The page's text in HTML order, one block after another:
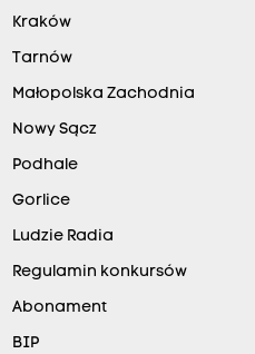
Kraków
Tarnów
Małopolska Zachodnia
Nowy Sącz
Podhale
Gorlice
Ludzie Radia
Regulamin konkursów
Abonament
BIP